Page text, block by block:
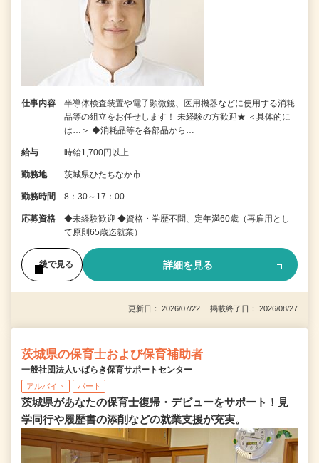
仕事内容
半導体検査装置や電子顕微鏡、医用機器などに使用する消耗
品等の組立をお任せします！ 未経験の方歓迎★ ＜具体的に
は…＞ ◆消耗品等を各部品から…
給与 時給1,700円以上
勤務地 茨城県ひたちなか市
勤務時間 8：30～17：00
応募資格
◆未経験歓迎 ◆資格・学歴不問、定年満60歳（再雇用とし
て原則65歳迄就業）
後で見る 詳細を見る
更新日： 2026/07/22 掲載終了日： 2026/08/27
茨城県の保育士および保育補助者
一般社団法人いばらき保育サポートセンター
アルバイト パート
茨城県があなたの保育士復帰・デビューをサポート！見
学同行や履歴書の添削などの就業支援が充実。